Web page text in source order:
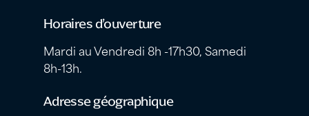
Horaires d’ouverture
Mardi au Vendredi 8h -17h30, Samedi
8h-13h.
Adresse géographique